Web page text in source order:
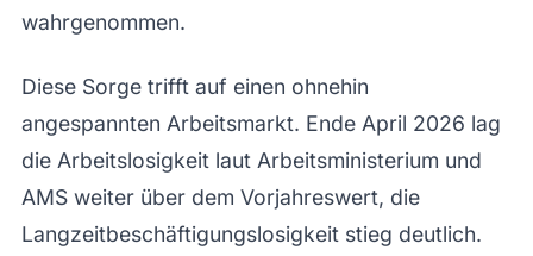
wahrgenommen.
Diese Sorge trifft auf einen ohnehin
angespannten Arbeitsmarkt. Ende April 2026 lag
die Arbeitslosigkeit laut Arbeitsministerium und
AMS weiter über dem Vorjahreswert, die
Langzeitbeschäftigungslosigkeit stieg deutlich.